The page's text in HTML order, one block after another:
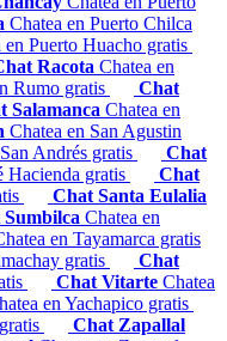
Chatea en Puerto Chilca
en Puerto Huacho gratis
Racota Chatea en
Rumo gratis
Chat
Salamanca Chatea en
Chatea en San Agustin
Andrés gratis
Chat
Hacienda gratis
Chat
Chat Santa Eulalia
Chatea en
en Tayamarca gratis
gratis
Chat
Chat Vitarte Chatea
en Yachapico gratis
Chat Zapallal